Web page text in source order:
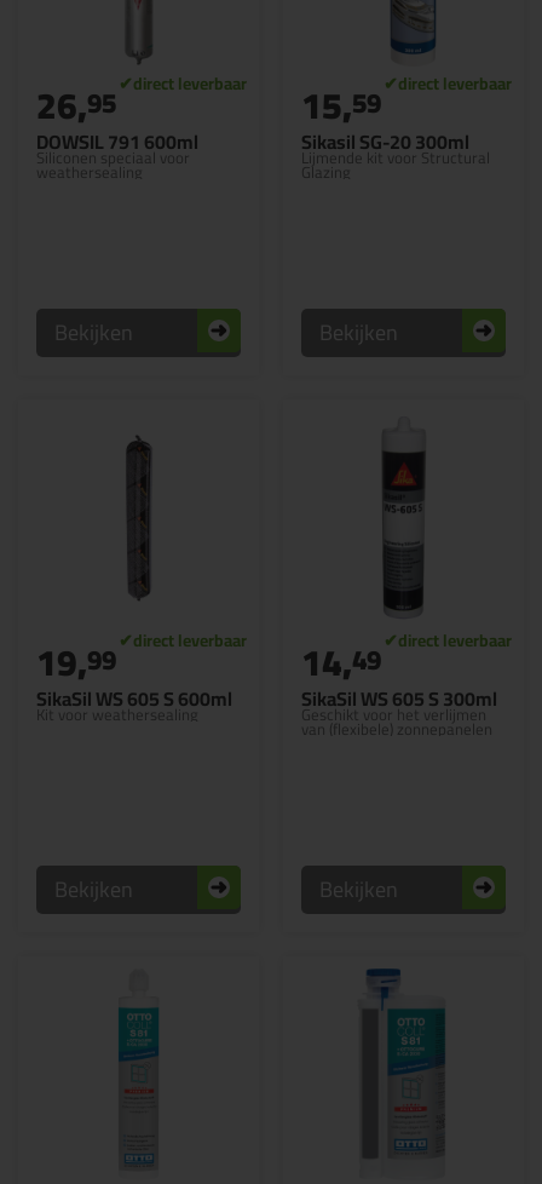
DOWSIL 791 600ml
Siliconen speciaal voor
weathersealing
26,95
Bekijken
Sikasil SG-20 300ml
Lijmende kit voor Structural
Glazing
15,59
Bekijken
SikaSil WS 605 S 600ml
Kit voor weathersealing
19,99
Bekijken
SikaSil WS 605 S 300ml
Geschikt voor het verlijmen
van (flexibele) zonnepanelen
14,49
Bekijken